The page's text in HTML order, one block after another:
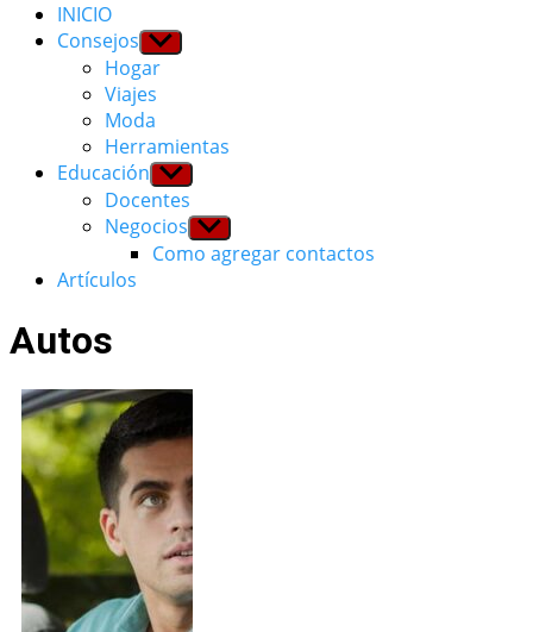
INICIO
Consejos Show
sub
menu
Hogar
Viajes
Moda
Herramientas
Educación Show
sub
menu
Docentes
Negocios Show
sub
menu
Como agregar contactos
Artículos
Autos